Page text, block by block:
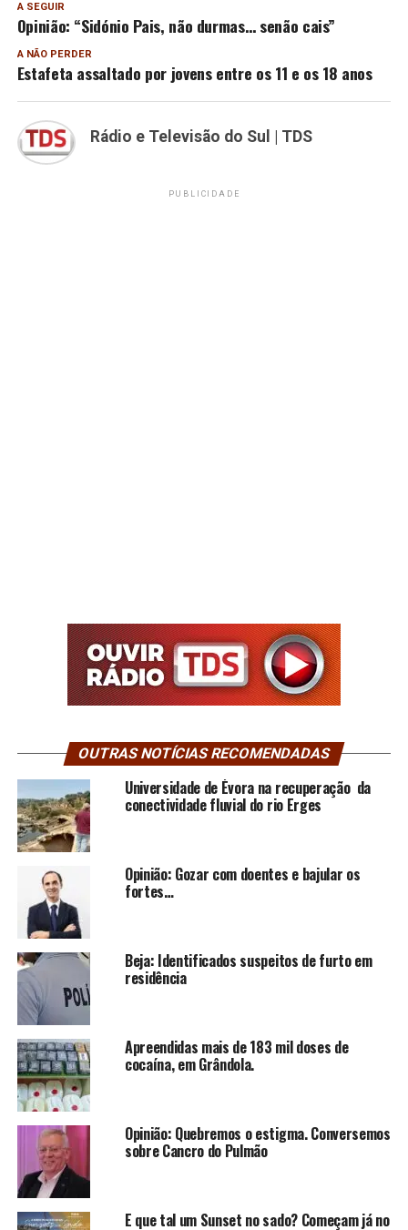
A SEGUIR
Opinião: “Sidónio Pais, não durmas… senão cais”
A NÃO PERDER
Estafeta assaltado por jovens entre os 11 e os 18 anos
Rádio e Televisão do Sul | TDS
PUBLICIDADE
OUTRAS NOTÍCIAS RECOMENDADAS
Universidade de Évora na recuperação da
conectividade fluvial do rio Erges
Opinião: Gozar com doentes e bajular os
fortes…
Beja: Identificados suspeitos de furto em
residência
Apreendidas mais de 183 mil doses de
cocaína, em Grândola.
Opinião: Quebremos o estigma. Conversemos
sobre Cancro do Pulmão
E que tal um Sunset no sado? Começam já no